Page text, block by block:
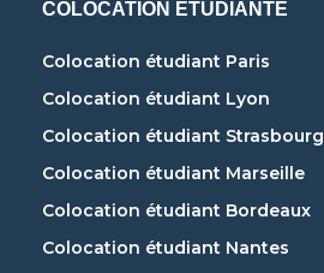
COLOCATION ÉTUDIANTE
Colocation étudiant Paris
Colocation étudiant Lyon
Colocation étudiant Strasbourg
Colocation étudiant Marseille
Colocation étudiant Bordeaux
Colocation étudiant Nantes